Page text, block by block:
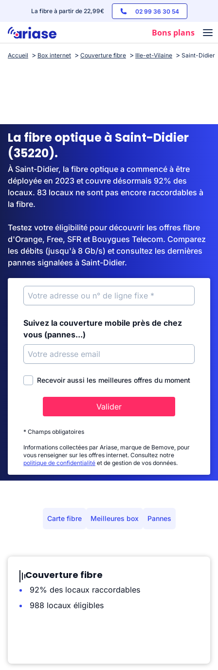
La fibre à partir de 22,99€ 02 99 36 30 54
Bons plans
Box internet
Streaming
Accueil Box internet Couverture fibre Ille-et-Vilaine Saint-Didier
La fibre optique à Saint-Didier
(35220).
À Saint-Didier, la fibre optique a commencé à être
déployée en 2023 et couvre désormais 92% des
locaux. 83 locaux ne sont pas encore raccordables à
la fibre.
Testez votre éligibilité pour découvrir les offres fibre
d'Orange, Free, SFR et Bouygues Telecom. Comparez
les débits (jusqu'à 8 Gb/s) et consultez les dernières
pannes signalées à Saint-Didier.
Suivez la couverture mobile près de chez
vous (pannes...)
Recevoir aussi les meilleures offres du moment
Valider
* Champs obligatoires
Informations collectées par Ariase, marque de Bemove, pour
vous renseigner sur les offres internet. Consultez notre
politique de confidentialité et de gestion de vos données.
Carte fibre Meilleures box Pannes
Couverture fibre
92% des locaux raccordables
988 locaux éligibles